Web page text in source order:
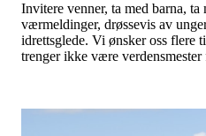
Invitere venner, ta med barna,
værmeldinger, drøssevis av
idrettsglede. Vi ønsker oss flere
trenger ikke være